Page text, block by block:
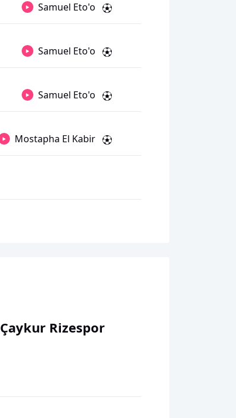
Samuel Eto'o
Samuel Eto'o
Samuel Eto'o
Mostapha El Kabir
Çaykur Rizespor